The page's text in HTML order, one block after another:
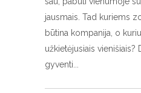
jausmais. Tad kuriems
būtina kompanija, o
užkietėjusiais vienišiais?
gyventi